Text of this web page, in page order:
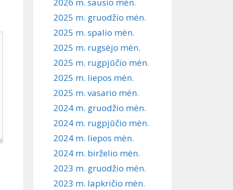
2025 m. gruodžio mėn.
2025 m. spalio mėn.
2025 m. rugsėjo mėn.
2025 m. rugpjūčio mėn.
2025 m. liepos mėn.
2025 m. vasario mėn.
2024 m. gruodžio mėn.
2024 m. rugpjūčio mėn.
2024 m. liepos mėn.
2024 m. birželio mėn.
2023 m. gruodžio mėn.
2023 m. lapkričio mėn.